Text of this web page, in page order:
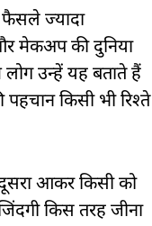
फैसले ज्यादा
मेकअप की दुनिया
उन्हें यह बताते हैं
किसी भी रिश्ते
आकर किसी को
किस तरह जीना